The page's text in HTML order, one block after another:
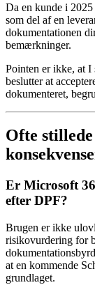
Da en kunde i
som del af en
dokumentationen
bemærkninger.
Pointen er ikke, at
beslutter at
dokumenteret,
Ofte
Er Microsoft
efter DPF?
Brugen er ikke
risikovurdering for
at en kommende
grundlaget.